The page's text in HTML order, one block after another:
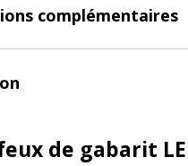
complémentaires
de gabarit